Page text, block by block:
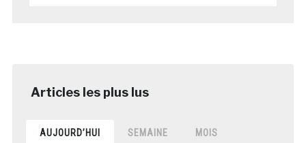
AUJOURD’HUI SEMAINE MOIS